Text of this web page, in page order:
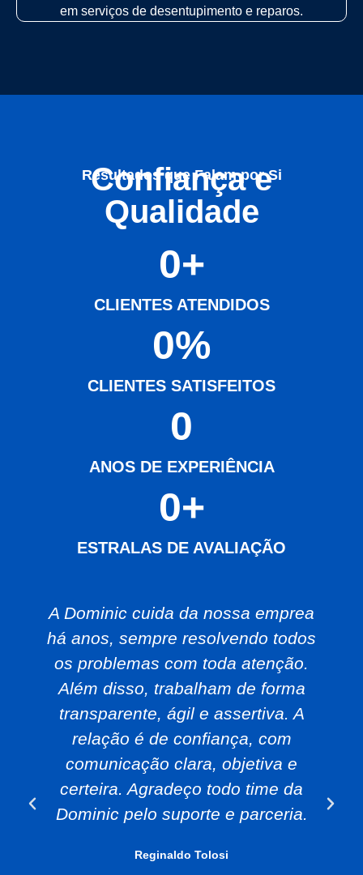
em serviços de desentupimento e reparos.
Resultados que Falam por Si
Confiança e
Qualidade
CLIENTES ATENDIDOS
0+
CLIENTES SATISFEITOS
0%
ANOS DE EXPERIÊNCIA
0
ESTRALAS DE AVALIAÇÃO
0+
A Dominic cuida da nossa emprea
há anos, sempre resolvendo todos
os problemas com toda atenção.
Além disso, trabalham de forma
transparente, ágil e assertiva. A
relação é de confiança, com
comunicação clara, objetiva e
certeira. Agradeço todo time da
Dominic pelo suporte e parceria.
Reginaldo Tolosi